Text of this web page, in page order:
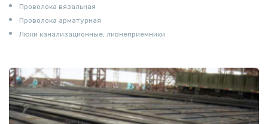
Проволока вязальная
Проволока арматурная
Люки канализационные, ливнеприемники